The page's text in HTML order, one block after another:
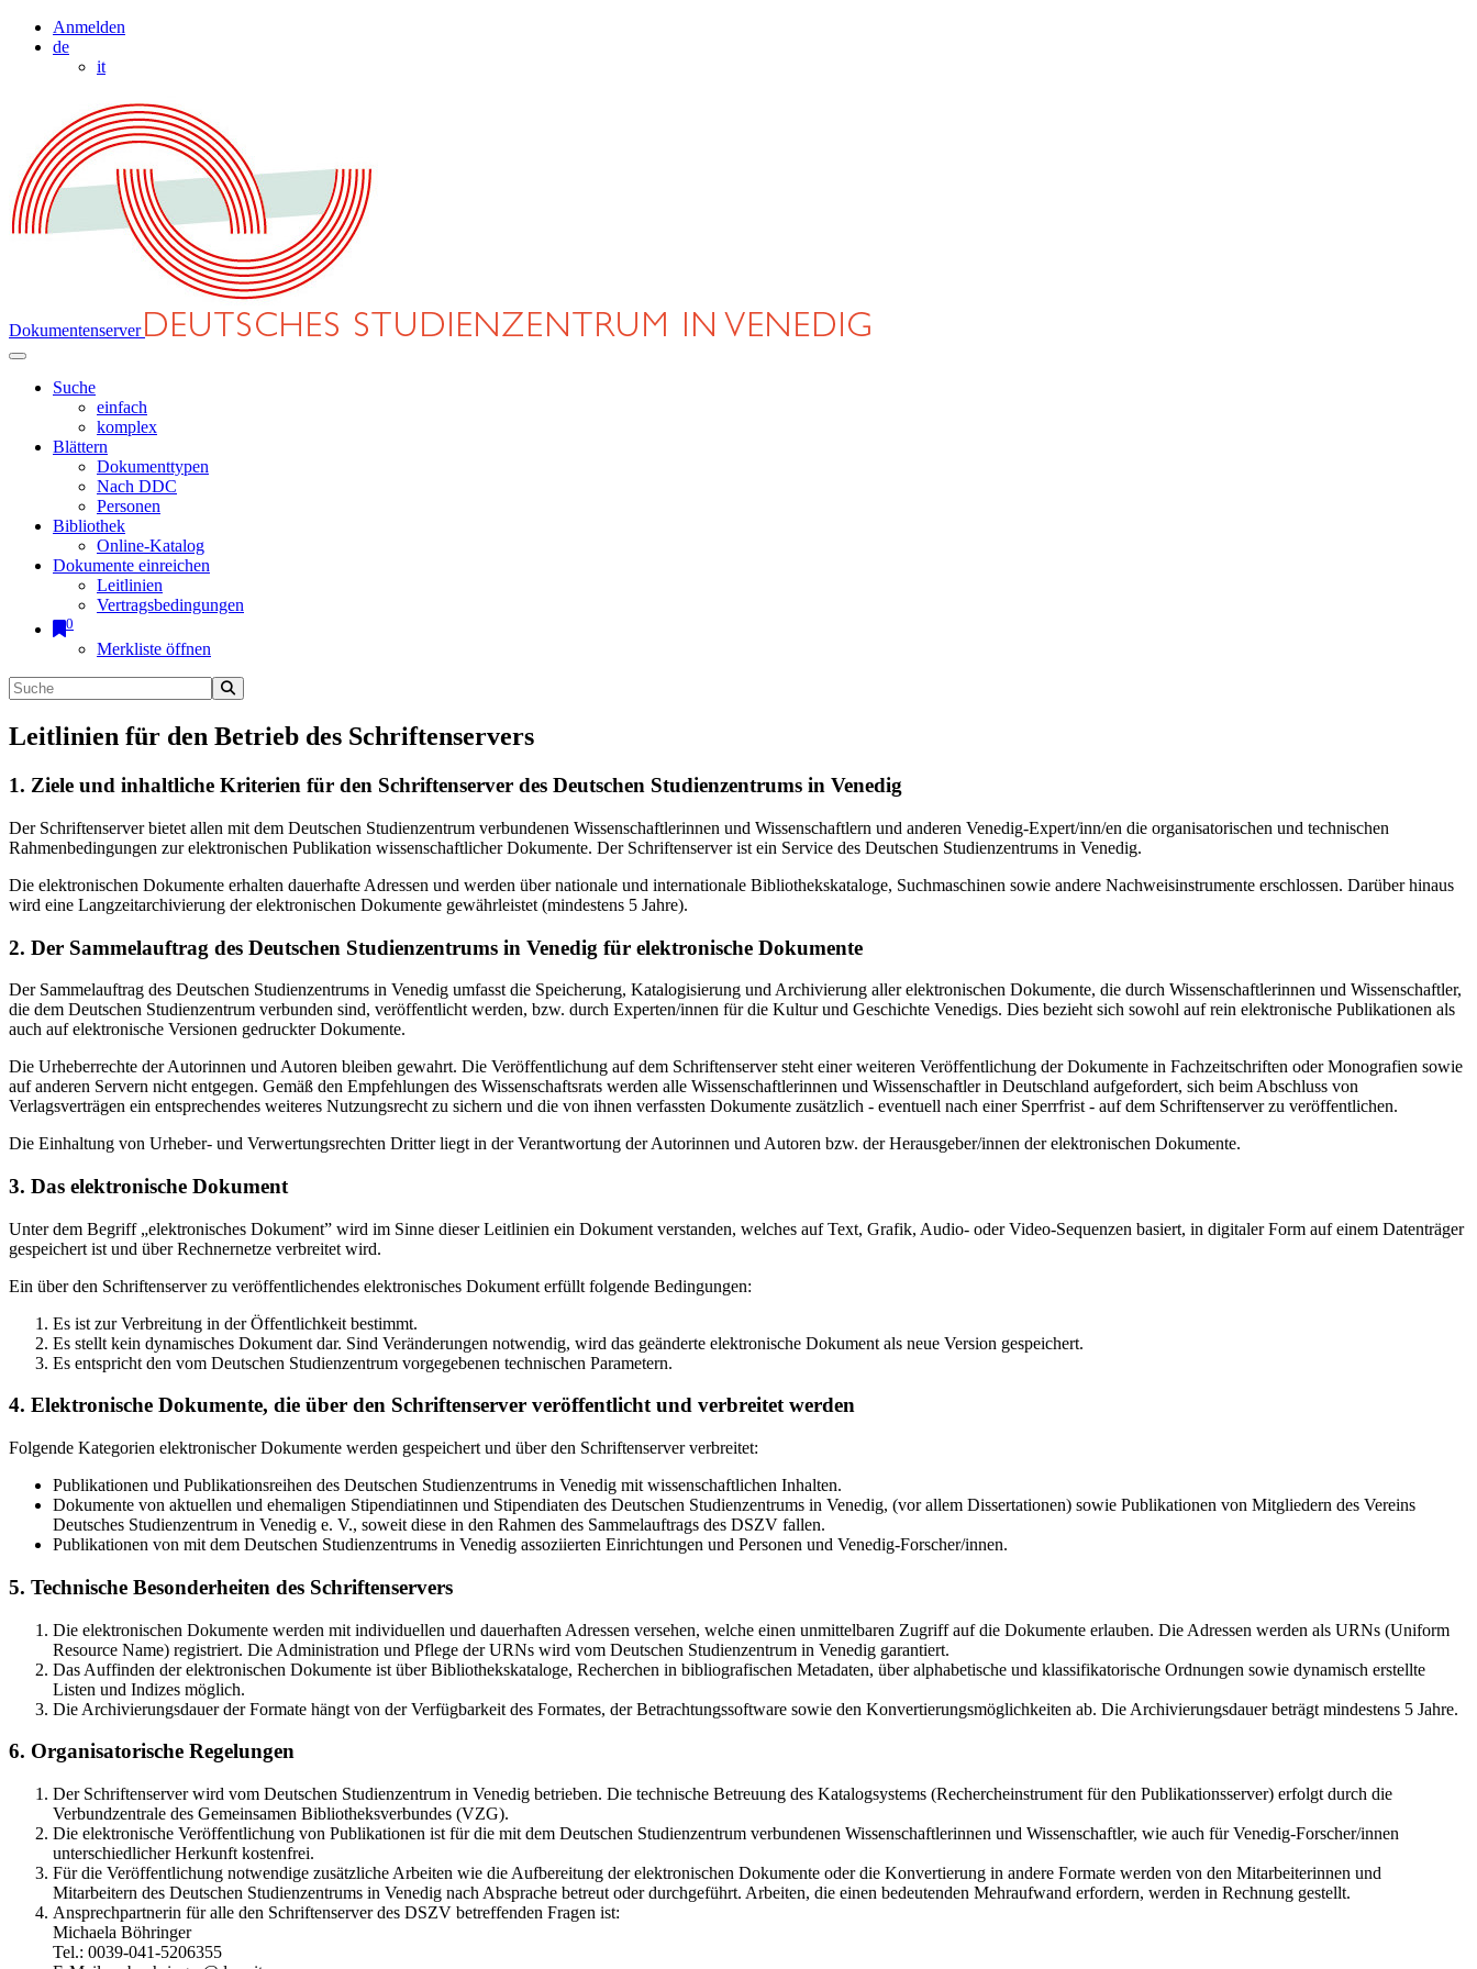
Anmelden
de
it
Dokumentenserver
Suche
einfach
komplex
Blättern
Dokumenttypen
Nach DDC
Personen
Bibliothek
Online-Katalog
Dokumente einreichen
Leitlinien
Vertragsbedingungen
0
Merkliste öffnen
Leitlinien für den Betrieb des Schriftenservers
1. Ziele und inhaltliche Kriterien für den Schriftenserver des Deutschen Studienzentrums in Venedig
Der Schriftenserver bietet allen mit dem Deutschen Studienzentrum verbundenen Wissenschaftlerinnen und Wissenschaftlern und anderen Venedig-Expert/inn/en die organisatorischen und technischen
Rahmenbedingungen zur elektronischen Publikation wissenschaftlicher Dokumente. Der Schriftenserver ist ein Service des Deutschen Studienzentrums in Venedig.
Die elektronischen Dokumente erhalten dauerhafte Adressen und werden über nationale und internationale Bibliothekskataloge, Suchmaschinen sowie andere Nachweisinstrumente erschlossen. Darüber hinaus
wird eine Langzeitarchivierung der elektronischen Dokumente gewährleistet (mindestens 5 Jahre).
2. Der Sammelauftrag des Deutschen Studienzentrums in Venedig für elektronische Dokumente
Der Sammelauftrag des Deutschen Studienzentrums in Venedig umfasst die Speicherung, Katalogisierung und Archivierung aller elektronischen Dokumente, die durch Wissenschaftlerinnen und Wissenschaftler,
die dem Deutschen Studienzentrum verbunden sind, veröffentlicht werden, bzw. durch Experten/innen für die Kultur und Geschichte Venedigs. Dies bezieht sich sowohl auf rein elektronische Publikationen als
auch auf elektronische Versionen gedruckter Dokumente.
Die Urheberrechte der Autorinnen und Autoren bleiben gewahrt. Die Veröffentlichung auf dem Schriftenserver steht einer weiteren Veröffentlichung der Dokumente in Fachzeitschriften oder Monografien sowie
auf anderen Servern nicht entgegen. Gemäß den Empfehlungen des Wissenschaftsrats werden alle Wissenschaftlerinnen und Wissenschaftler in Deutschland aufgefordert, sich beim Abschluss von
Verlagsverträgen ein entsprechendes weiteres Nutzungsrecht zu sichern und die von ihnen verfassten Dokumente zusätzlich - eventuell nach einer Sperrfrist - auf dem Schriftenserver zu veröffentlichen.
Die Einhaltung von Urheber- und Verwertungsrechten Dritter liegt in der Verantwortung der Autorinnen und Autoren bzw. der Herausgeber/innen der elektronischen Dokumente.
3. Das elektronische Dokument
Unter dem Begriff „elektronisches Dokument” wird im Sinne dieser Leitlinien ein Dokument verstanden, welches auf Text, Grafik, Audio- oder Video-Sequenzen basiert, in digitaler Form auf einem Datenträger
gespeichert ist und über Rechnernetze verbreitet wird.
Ein über den Schriftenserver zu veröffentlichendes elektronisches Dokument erfüllt folgende Bedingungen:
Es ist zur Verbreitung in der Öffentlichkeit bestimmt.
Es stellt kein dynamisches Dokument dar. Sind Veränderungen notwendig, wird das geänderte elektronische Dokument als neue Version gespeichert.
Es entspricht den vom Deutschen Studienzentrum vorgegebenen technischen Parametern.
4. Elektronische Dokumente, die über den Schriftenserver veröffentlicht und verbreitet werden
Folgende Kategorien elektronischer Dokumente werden gespeichert und über den Schriftenserver verbreitet:
Publikationen und Publikationsreihen des Deutschen Studienzentrums in Venedig mit wissenschaftlichen Inhalten.
Dokumente von aktuellen und ehemaligen Stipendiatinnen und Stipendiaten des Deutschen Studienzentrums in Venedig, (vor allem Dissertationen) sowie Publikationen von Mitgliedern des Vereins
Deutsches Studienzentrum in Venedig e. V., soweit diese in den Rahmen des Sammelauftrags des DSZV fallen.
Publikationen von mit dem Deutschen Studienzentrums in Venedig assoziierten Einrichtungen und Personen und Venedig-Forscher/innen.
5. Technische Besonderheiten des Schriftenservers
Die elektronischen Dokumente werden mit individuellen und dauerhaften Adressen versehen, welche einen unmittelbaren Zugriff auf die Dokumente erlauben. Die Adressen werden als URNs (Uniform
Resource Name) registriert. Die Administration und Pflege der URNs wird vom Deutschen Studienzentrum in Venedig garantiert.
Das Auffinden der elektronischen Dokumente ist über Bibliothekskataloge, Recherchen in bibliografischen Metadaten, über alphabetische und klassifikatorische Ordnungen sowie dynamisch erstellte
Listen und Indizes möglich.
Die Archivierungsdauer der Formate hängt von der Verfügbarkeit des Formates, der Betrachtungssoftware sowie den Konvertierungsmöglichkeiten ab. Die Archivierungsdauer beträgt mindestens 5 Jahre.
6. Organisatorische Regelungen
Der Schriftenserver wird vom Deutschen Studienzentrum in Venedig betrieben. Die technische Betreuung des Katalogsystems (Rechercheinstrument für den Publikationsserver) erfolgt durch die
Verbundzentrale des Gemeinsamen Bibliotheksverbundes (VZG).
Die elektronische Veröffentlichung von Publikationen ist für die mit dem Deutschen Studienzentrum verbundenen Wissenschaftlerinnen und Wissenschaftler, wie auch für Venedig-Forscher/innen
unterschiedlicher Herkunft kostenfrei.
Für die Veröffentlichung notwendige zusätzliche Arbeiten wie die Aufbereitung der elektronischen Dokumente oder die Konvertierung in andere Formate werden von den Mitarbeiterinnen und
Mitarbeitern des Deutschen Studienzentrums in Venedig nach Absprache betreut oder durchgeführt. Arbeiten, die einen bedeutenden Mehraufwand erfordern, werden in Rechnung gestellt.
Ansprechpartnerin für alle den Schriftenserver des DSZV betreffenden Fragen ist:
Michaela Böhringer
Tel.: 0039-041-5206355